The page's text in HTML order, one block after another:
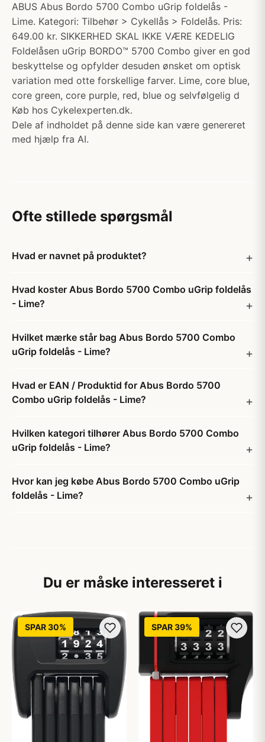
ABUS Abus Bordo 5700 Combo uGrip foldelås -
Lime. Kategori: Tilbehør > Cykellås > Foldelås. Pris:
649.00 kr. SIKKERHED SKAL IKKE VÆRE KEDELIG
Foldelåsen uGrip BORDO™ 5700 Combo giver en god
beskyttelse og opfylder desuden ønsket om optisk
variation med otte forskellige farver. Lime, core blue,
core green, core purple, red, blue og selvfølgelig d
Køb hos Cykelexperten.dk.
Dele af indholdet på denne side kan være genereret
med hjælp fra AI.
Ofte stillede spørgsmål
Hvad er navnet på produktet?
Hvad koster Abus Bordo 5700 Combo uGrip foldelås
- Lime?
Hvilket mærke står bag Abus Bordo 5700 Combo
uGrip foldelås - Lime?
Hvad er EAN / Produktid for Abus Bordo 5700
Combo uGrip foldelås - Lime?
Hvilken kategori tilhører Abus Bordo 5700 Combo
uGrip foldelås - Lime?
Hvor kan jeg købe Abus Bordo 5700 Combo uGrip
foldelås - Lime?
Du er måske interesseret i
SPAR 30% SPAR 39%